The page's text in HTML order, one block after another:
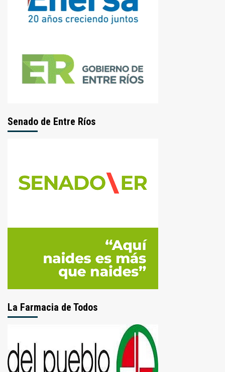
Senado de Entre Ríos
La Farmacia de Todos